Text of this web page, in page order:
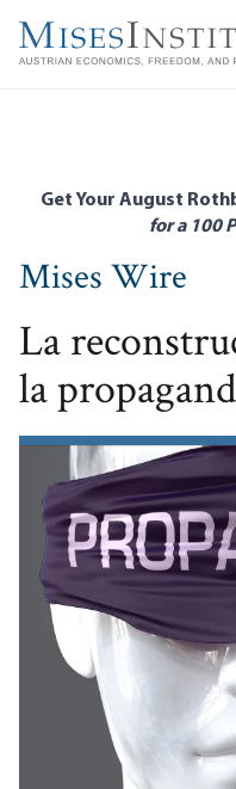
main
Get Your August
for a 100
Mises Wire
La
la